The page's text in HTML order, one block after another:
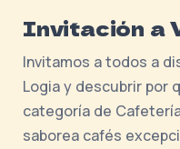
Invitación a
Invitamos a todos a
Logia y descubrir por
categoría de
saborea cafés